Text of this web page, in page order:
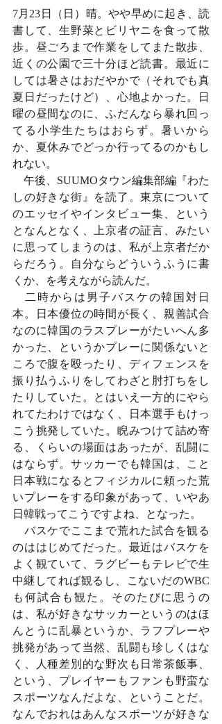
7月23日（日）晴。やや早めに起き、読
書して、生野菜とビリヤニを食って散
歩。昼ごろまで作業をしてまた散歩、
近くの公園で三十分ほど読書。最近に
しては暑さはおだやかで（それでも真
夏日だったけど）、心地よかった。日
曜の昼間なのに、ふだんなら暴れ回っ
てる小学生たちはおらず。暑いから
か、夏休みでどっか行ってるのかもし
れない。
午後、SUUMOタウン編集部編『わた
しの好きな街』を読了。東京について
のエッセイやインタビュー集、という
となんとなく、上京者の証言、みたい
に思ってしまうのは、私が上京者だか
らだろう。自分ならどういうふうに書
くか、を考えながら読んだ。
二時からは男子バスケの韓国対日
本。日本優位の時間が長く、親善試合
なのに韓国のラスプレーがたいへん多
かった、というかプレーに関係ないと
ころで腹を殴ったり、ディフェンスを
振り払うふりをしてわざと肘打ちをし
たりしていた。とはいえ一方的にやら
れてたわけではなく、日本選手もけっ
こう挑発していた。睨みつけて詰め寄
る、くらいの場面はあったが、乱闘に
はならず。サッカーでも韓国は、こと
日本戦になるとフィジカルに頼った荒
いプレーをする印象があって、いやあ
日韓戦ってこうですよね、となった。
バスケでここまで荒れた試合を観る
のははじめてだった。最近はバスケを
よく観ていて、ラグビーもテレビで生
中継してれば観るし、こないだのWBC
も何試合も観た。そのたびに思うの
は、私が好きなサッカーというのはほ
んとうに乱暴というか、ラフプレーや
挑発があって当然、乱闘も珍しくはな
く、人種差別的な野次も日常茶飯事、
という、プレイヤーもファンも野蛮な
スポーツなんだよな、ということだ。
なんでおれはあんなスポーツが好きな